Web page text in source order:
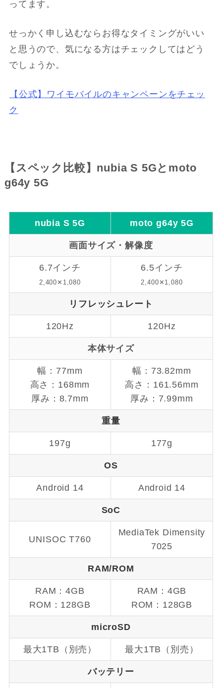
ってます。
せっかく申し込むならお得なタイミングがいい
と思うので、気になる方はチェックしてはどう
でしょうか。
【公式】ワイモバイルのキャンペーンをチェッ
ク
【スペック比較】nubia S 5Gとmoto
g64y 5G
nubia S 5G moto g64y 5G
画面サイズ・解像度
6.7インチ
2,400✕1,080
6.5インチ
2,400✕1,080
リフレッシュレート
120Hz 120Hz
本体サイズ
幅：77mm
高さ：168mm
厚み：8.7mm
幅：73.82mm
高さ：161.56mm
厚み：7.99mm
重量
197g 177g
OS
Android 14 Android 14
SoC
UNISOC T760
MediaTek Dimensity
7025
RAM/ROM
RAM：4GB
ROM：128GB
RAM：4GB
ROM：128GB
microSD
最大1TB（別売） 最大1TB（別売）
バッテリー